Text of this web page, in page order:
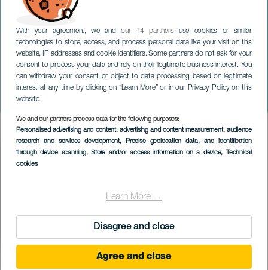
With your agreement, we andour 14 partnersuse cookies or similar
technologies to store, access, and process personal data like your visit on this
website, IP addresses and cookie identifiers. Some partners do not ask for your
consent to process your data and rely on their legitimate business interest. You
can withdraw your consent or object to data processing based on legitimate
interest at any time by clicking on “Learn More” or in our Privacy Policy on this
website.
We and our partners process data for the following purposes:
Personalised advertising and content, advertising and content measurement, audience
research and services development, Precise geolocation data, and identification
through device scanning, Store and/or access information on a device, Technical
cookies
Learn More →
Disagree and close
Agree and close
Dúo Roma: Violín y
violonchelo
LA PALMA
Imagen
Listado